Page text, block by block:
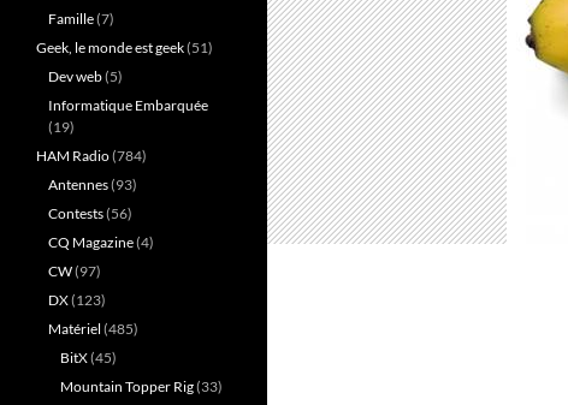
Famille(7)
Geek, le monde est geek(51)
Dev web(5)
Informatique Embarquée
(19)
HAM Radio(784)
Antennes(93)
Contests(56)
CQ Magazine(4)
CW(97)
DX(123)
Matériel (485)
BitX(45)
Mountain Topper Rig(33)